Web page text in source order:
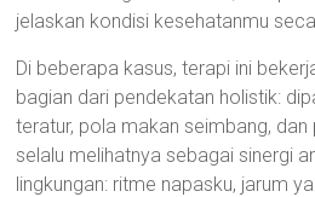
jelaskan kondisi kesehatanmu
Di beberapa kasus, terapi ini
bagian dari pendekatan holistik:
teratur, pola makan seimbang, dan
selalu melihatnya sebagai sinergi
lingkungan: ritme napasku, jarum